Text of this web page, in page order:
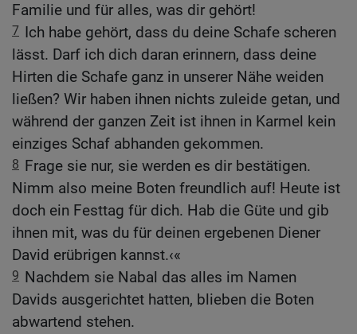
Familie und für alles, was dir gehört!
7 Ich habe gehört, dass du deine Schafe scheren
lässt. Darf ich dich daran erinnern, dass deine
Hirten die Schafe ganz in unserer Nähe weiden
ließen? Wir haben ihnen nichts zuleide getan, und
während der ganzen Zeit ist ihnen in Karmel kein
einziges Schaf abhanden gekommen.
8 Frage sie nur, sie werden es dir bestätigen.
Nimm also meine Boten freundlich auf! Heute ist
doch ein Festtag für dich. Hab die Güte und gib
ihnen mit, was du für deinen ergebenen Diener
David erübrigen kannst.‹«
9 Nachdem sie Nabal das alles im Namen
Davids ausgerichtet hatten, blieben die Boten
abwartend stehen.